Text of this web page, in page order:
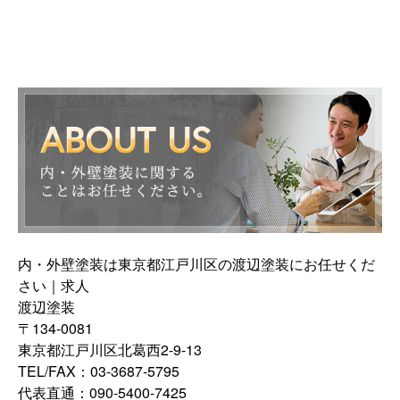
内・外壁塗装は東京都江戸川区の渡辺塗装にお任せくだ
さい｜求人
渡辺塗装
〒134-0081
東京都江戸川区北葛西2-9-13
TEL/FAX：03-3687-5795
代表直通：090-5400-7425